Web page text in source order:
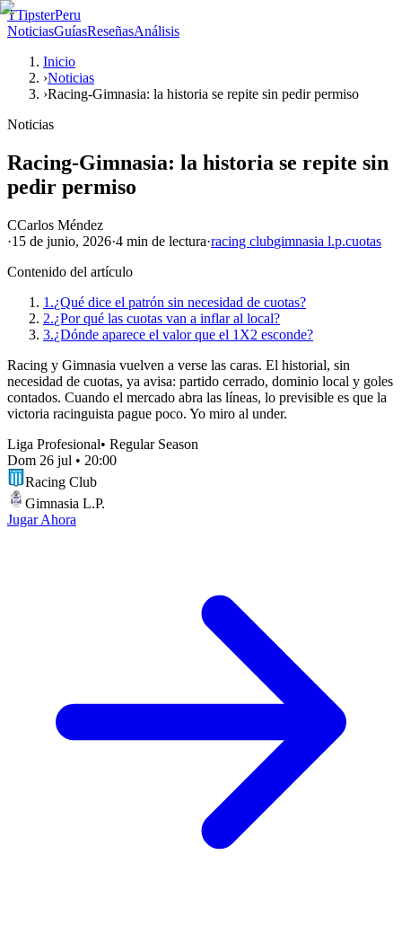
TTipsterPeru
NoticiasGuíasReseñasAnálisis
Inicio
›Noticias
›Racing-Gimnasia: la historia se repite sin pedir permiso
Noticias
Racing-Gimnasia: la historia se repite sin
pedir permiso
CCarlos Méndez
·15 de junio, 2026·4 min de lectura·racing clubgimnasia l.p.cuotas
Contenido del artículo
1.¿Qué dice el patrón sin necesidad de cuotas?
2.¿Por qué las cuotas van a inflar al local?
3.¿Dónde aparece el valor que el 1X2 esconde?
Racing y Gimnasia vuelven a verse las caras. El historial, sin
necesidad de cuotas, ya avisa: partido cerrado, dominio local y goles
contados. Cuando el mercado abra las líneas, lo previsible es que la
victoria racinguista pague poco. Yo miro al under.
Liga Profesional• Regular Season
Dom 26 jul • 20:00
Racing Club
Gimnasia L.P.
Jugar Ahora